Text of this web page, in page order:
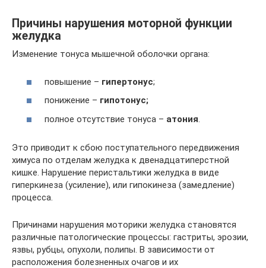
Причины нарушения моторной функции
желудка
Изменение тонуса мышечной оболочки органа:
повышение – гипертонус;
понижение – гипотонус;
полное отсутствие тонуса – атония
Это приводит к сбою поступательного передвижения
химуса по отделам желудка к двенадцатиперстной
кишке. Нарушение перистальтики желудка в виде
гиперкинеза (усиление), или гипокинеза (замедление)
процесса.
Причинами нарушения моторики желудка становятся
различные патологические процессы: гастриты, эрозии,
язвы, рубцы, опухоли, полипы. В зависимости от
расположения болезненных очагов и их